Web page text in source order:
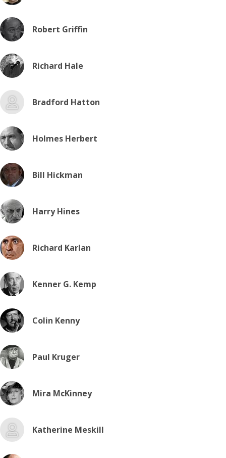
Robert Griffin
Richard Hale
Bradford Hatton
Holmes Herbert
Bill Hickman
Harry Hines
Richard Karlan
Kenner G. Kemp
Colin Kenny
Paul Kruger
Mira McKinney
Katherine Meskill